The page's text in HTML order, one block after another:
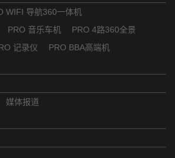
WIFI 导航360一体机
PRO 音乐车机
PRO 4路360全景
记录仪 PRO BBA高端机
媒体报道